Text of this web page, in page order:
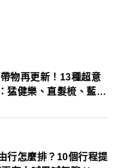
物再更新！13種超意
猛健樂、直髮梳、藍牙
一次看！
行怎麼排？10個行程提